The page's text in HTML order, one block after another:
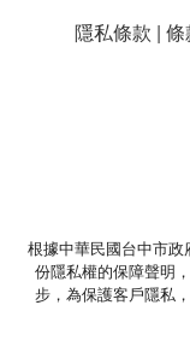
隱私條款 |
根據中華民國台中市政
份隱私權的保障聲明
步，為保護客戶隱私